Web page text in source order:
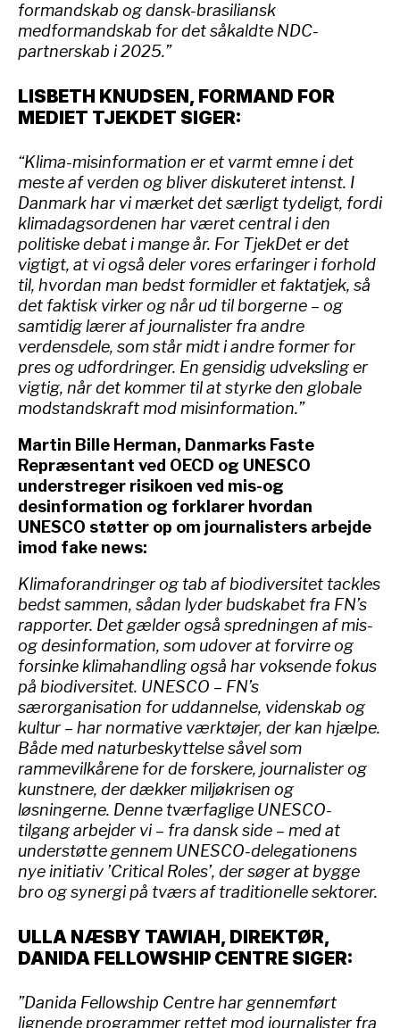
formandskab og dansk-brasiliansk
medformandskab for det såkaldte NDC-
partnerskab i 2025.”
LISBETH KNUDSEN, FORMAND FOR
MEDIET TJEKDET SIGER:
“Klima-misinformation er et varmt emne i det
meste af verden og bliver diskuteret intenst. I
Danmark har vi mærket det særligt tydeligt, fordi
klimadagsordenen har været central i den
politiske debat i mange år. For TjekDet er det
vigtigt, at vi også deler vores erfaringer i forhold
til, hvordan man bedst formidler et faktatjek, så
det faktisk virker og når ud til borgerne – og
samtidig lærer af journalister fra andre
verdensdele, som står midt i andre former for
pres og udfordringer. En gensidig udveksling er
vigtig, når det kommer til at styrke den globale
modstandskraft mod misinformation.”
Martin Bille Herman, Danmarks Faste
Repræsentant ved OECD og UNESCO
understreger risikoen ved mis-og
desinformation og forklarer hvordan
UNESCO støtter op om journalisters arbejde
imod fake news:
Klimaforandringer og tab af biodiversitet tackles
bedst sammen, sådan lyder budskabet fra FN’s
rapporter. Det gælder også spredningen af mis-
og desinformation, som udover at forvirre og
forsinke klimahandling også har voksende fokus
på biodiversitet. UNESCO – FN’s
særorganisation for uddannelse, videnskab og
kultur – har normative værktøjer, der kan hjælpe.
Både med naturbeskyttelse såvel som
rammevilkårene for de forskere, journalister og
kunstnere, der dækker miljøkrisen og
løsningerne. Denne tværfaglige UNESCO-
tilgang arbejder vi – fra dansk side – med at
understøtte gennem UNESCO-delegationens
nye initiativ ’Critical Roles’, der søger at bygge
bro og synergi på tværs af traditionelle sektorer.
ULLA NÆSBY TAWIAH, DIREKTØR,
DANIDA FELLOWSHIP CENTRE SIGER:
”Danida Fellowship Centre har gennemført
lignende programmer rettet mod journalister fra